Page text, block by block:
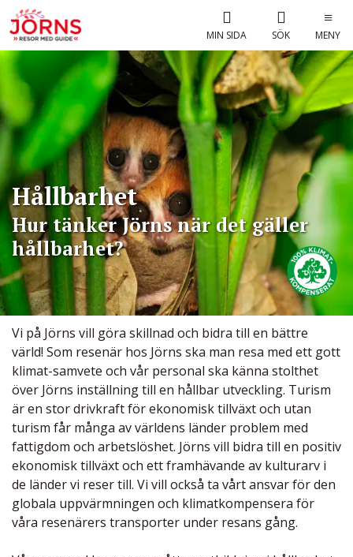
MIN SIDA SÖK MENY
Hållbarhet
Hur tänker Jörns när det gäller
hållbarhet?
Vi på Jörns vill göra skillnad och bidra till en bättre
värld! Som resenär hos Jörns ska man resa med ett gott
klimat-samvete och vår personal ska känna stolthet
över Jörns inställning till en hållbar utveckling. Turism
är en stor drivkraft för ekonomisk tillväxt och utan
turism får många av världens länder problem med
fattigdom och arbetslöshet. Jörns vill bidra till en positiv
ekonomisk tillväxt och ett framhävande av kulturarv i
de länder vi reser till. Vi vill också ta vårt ansvar för den
globala uppvärmningen och klimatkompensera för
våra resenärers transporter under resans gång.